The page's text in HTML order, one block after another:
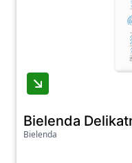
Bielenda
Bielenda